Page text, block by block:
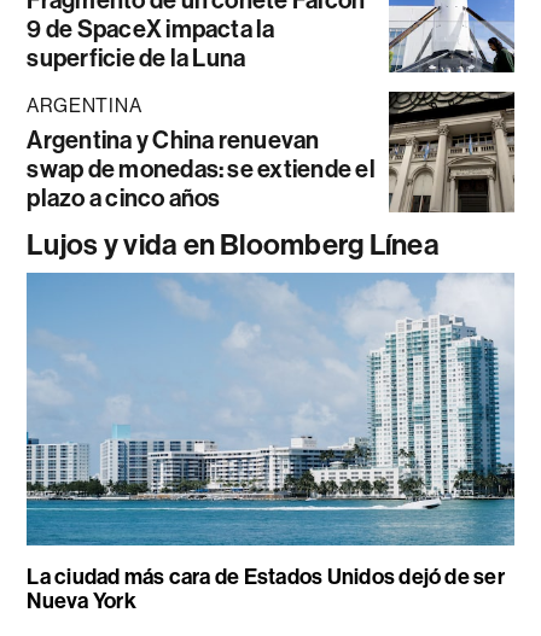
9 de SpaceX impacta la
superficie de la Luna
ARGENTINA
Argentina y China renuevan
swap de monedas: se extiende el
plazo a cinco años
Lujos y vida en Bloomberg Línea
La ciudad más cara de Estados Unidos dejó de ser
Nueva York